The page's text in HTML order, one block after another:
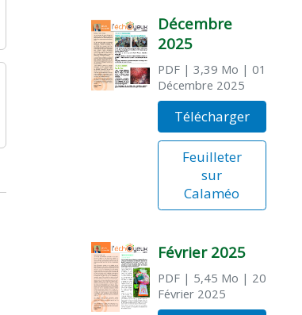
Décembre
2025
PDF| 3,39 Mo | 01
Décembre 2025
Télécharger
Feuilleter
sur
Calaméo
Février 2025
PDF| 5,45 Mo | 20
Février 2025